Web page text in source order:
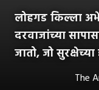
लोहगड किल्ला
दरवाजांच्या
जातो, जो
The